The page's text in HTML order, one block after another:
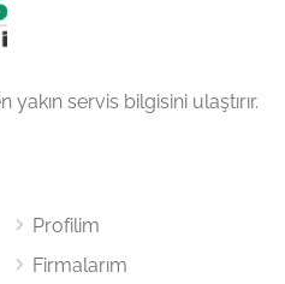
servis bilgisini ulaştırır.
Profilim
Firmalarım